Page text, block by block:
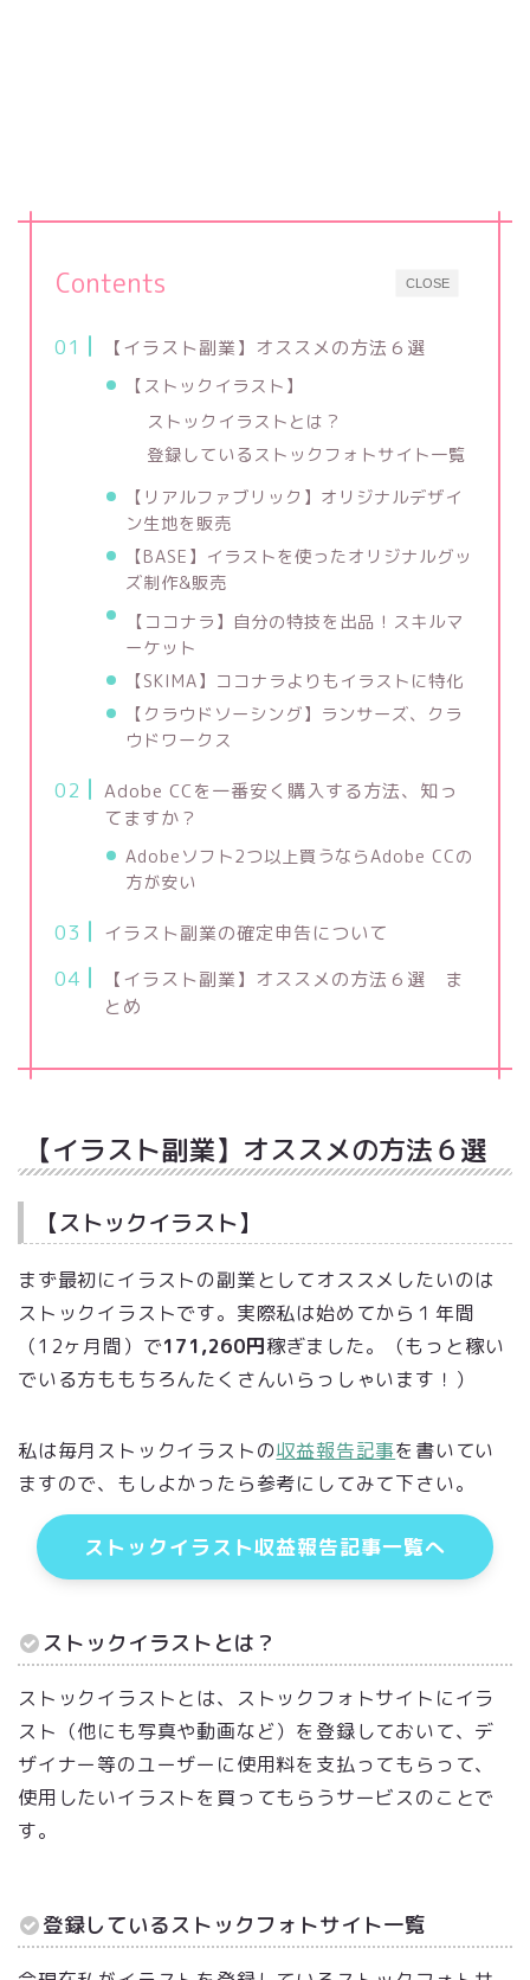
CLOSE
Contents
【イラスト副業】オススメの方法６選
【ストックイラスト】
ストックイラストとは？
登録しているストックフォトサイト一覧
【リアルファブリック】オリジナルデザイ
ン生地を販売
【BASE】イラストを使ったオリジナルグッ
ズ制作&販売
【ココナラ】自分の特技を出品！スキルマ
ーケット
【SKIMA】ココナラよりもイラストに特化
【クラウドソーシング】ランサーズ、クラ
ウドワークス
Adobe CCを一番安く購入する方法、知っ
てますか？
Adobeソフト2つ以上買うならAdobe CCの
方が安い
イラスト副業の確定申告について
【イラスト副業】オススメの方法６選 ま
とめ
【イラスト副業】オススメの方法６選
【ストックイラスト】
まず最初にイラストの副業としてオススメしたいのは
ストックイラストです。実際私は始めてから１年間
（12ヶ月間）で171,260円稼ぎました。（もっと稼い
でいる方ももちろんたくさんいらっしゃいます！）
私は毎月ストックイラストの収益報告記事を書いてい
ますので、もしよかったら参考にしてみて下さい。
ストックイラスト収益報告記事一覧へ
ストックイラストとは？
ストックイラストとは、ストックフォトサイトにイラ
スト（他にも写真や動画など）を登録しておいて、デ
ザイナー等のユーザーに使用料を支払ってもらって、
使用したいイラストを買ってもらうサービスのことで
す。
登録しているストックフォトサイト一覧